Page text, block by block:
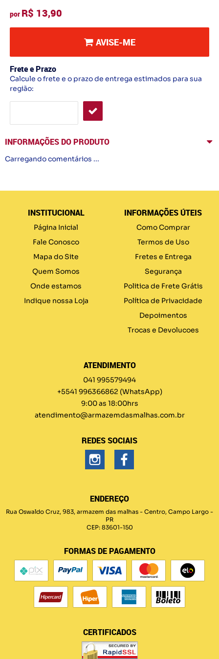
por R$ 13,90
AVISE-ME
Frete e Prazo
Calcule o frete e o prazo de entrega estimados para sua
região:
INFORMAÇÕES DO PRODUTO
Carregando comentários ...
INSTITUCIONAL
Página Inicial
Fale Conosco
Mapa do Site
Quem Somos
Onde estamos
Indique nossa Loja
INFORMAÇÕES ÚTEIS
Como Comprar
Termos de Uso
Fretes e Entrega
Segurança
Politica de Frete Grátis
Política de Privacidade
Depoimentos
Trocas e Devolucoes
ATENDIMENTO
041 995579494
+5541 996366862 (WhatsApp)
9:00 as 18:00hrs
atendimento@armazemdasmalhas.com.br
REDES SOCIAIS
ENDEREÇO
Rua Oswaldo Cruz, 983, armazem das malhas - Centro, Campo Largo -
PR
CEP: 83601-150
FORMAS DE PAGAMENTO
CERTIFICADOS